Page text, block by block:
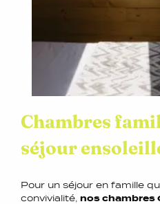
Chambres
séjour
Pour un séjour en famille
convivialité, nos chambres